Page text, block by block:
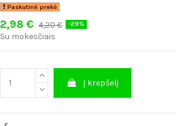
Paskutinė prekė
2,98 € 4,20 € -29%
Su mokesčiais
Į krepšelį